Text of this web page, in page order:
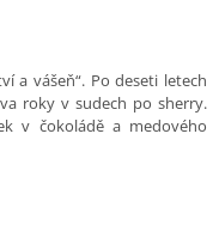
a vášeň“. Po deseti letech
roky v sudech po sherry.
v čokoládě a medového